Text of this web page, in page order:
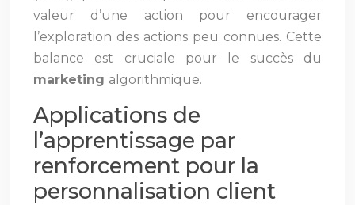
valeur d’une action pour encourager
l’exploration des actions peu connues. Cette
balance est cruciale pour le succès du
marketing algorithmique.
Applications de
l’apprentissage par
renforcement pour la
personnalisation client